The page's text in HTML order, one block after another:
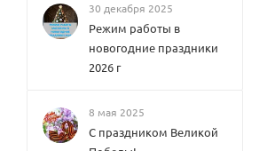
30 декабря 2025
Режим работы в
новогодние праздники
2026 г
8 мая 2025
С праздником Великой